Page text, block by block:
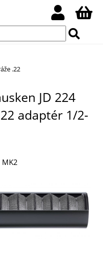
.22
JD 224
adaptér 1/2-
MK2